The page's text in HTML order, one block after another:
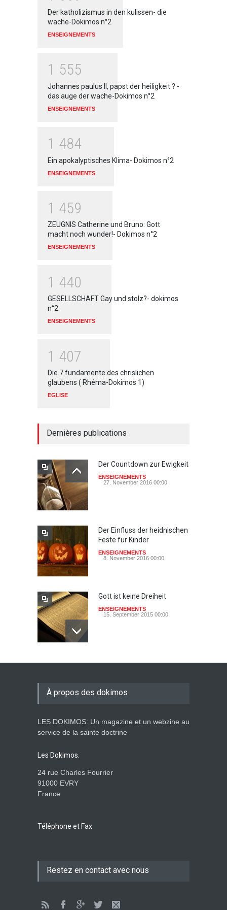
Der katholizismus in den kulissen- die
wache-Dokimos n°2
ENSEIGNEMENTS
1 555
Johannes paulus II, papst der heiligkeit ? -
das auge der wache-Dokimos n°2
ENSEIGNEMENTS
1 484
Ein apokalyptisches Klima- Dokimos n°2
ENSEIGNEMENTS
1 459
ZEUGNIS Catherine und Bruno: Gott
macht noch wunder!- Dokimos n°2
ENSEIGNEMENTS
1 440
GESELLSCHAFT Gay und stolz?- dokimos
n°2
ENSEIGNEMENTS
1 407
Die 7 fundamente des chrislichen
glaubens ( Rhéma-Dokimos 1)
EGLISE
Dernières publications
Der Countdown zur Ewigkeit
ENSEIGNEMENTS
27. November 2016 00:00
Der Einfluss der heidnischen
Feste für Kinder
ENSEIGNEMENTS
8. November 2016 00:00
Gott ist keine Dreiheit
ENSEIGNEMENTS
15. September 2015 00:00
Johannes paulus II, papst
ENSEIGNEMENTS
Ein apokalyptisches Klima-
der apostasie-Rhéma-
À propos des dokimos
LES DOKIMOS: Un magazine et un webzine au
service de la sainte doctrine
Les Dokimos.
24 rue Charles Fourrier
91000 EVRY
France
Téléphone et Fax
Restez en contact avec nous